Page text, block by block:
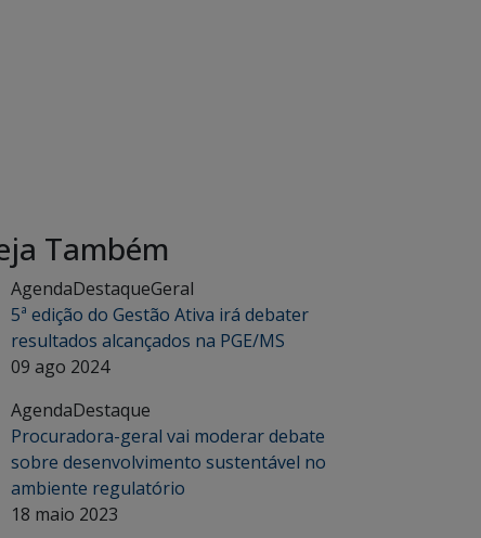
Também
AgendaDestaqueGeral
5ª edição do Gestão Ativa irá debater
resultados alcançados na PGE/MS
09 ago 2024
AgendaDestaque
Procuradora-geral vai moderar debate
sobre desenvolvimento sustentável no
ambiente regulatório
18 maio 2023